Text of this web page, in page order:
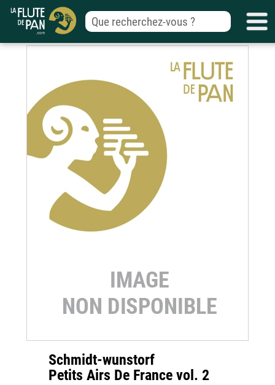
Schmidt-wunstorf
Petits Airs De France vol. 2